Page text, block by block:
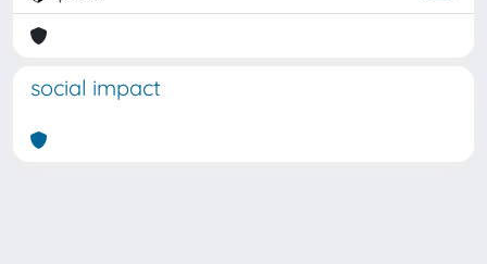
social impact